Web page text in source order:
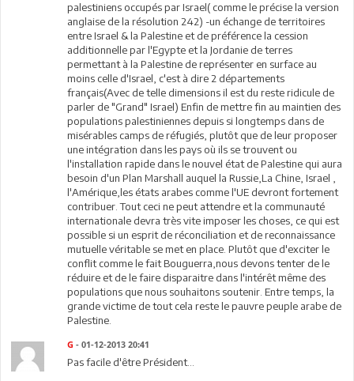
palestiniens occupés par Israel( comme le précise la version
anglaise de la résolution 242) -un échange de territoires
entre Israel & la Palestine et de préférence la cession
additionnelle par l'Egypte et la Jordanie de terres
permettant à la Palestine de représenter en surface au
moins celle d'Israel, c'est à dire 2 départements
français(Avec de telle dimensions il est du reste ridicule de
parler de "Grand" Israel) Enfin de mettre fin au maintien des
populations palestiniennes depuis si longtemps dans de
misérables camps de réfugiés, plutôt que de leur proposer
une intégration dans les pays où ils se trouvent ou
l'installation rapide dans le nouvel état de Palestine qui aura
besoin d'un Plan Marshall auquel la Russie,La Chine, Israel ,
l'Amérique,les états arabes comme l'UE devront fortement
contribuer. Tout ceci ne peut attendre et la communauté
internationale devra très vite imposer les choses, ce qui est
possible si un esprit de réconciliation et de reconnaissance
mutuelle véritable se met en place. Plutôt que d'exciter le
conflit comme le fait Bouguerra,nous devons tenter de le
réduire et de le faire disparaitre dans l'intérêt même des
populations que nous souhaitons soutenir. Entre temps, la
grande victime de tout cela reste le pauvre peuple arabe de
Palestine.
G - 01-12-2013 20:41
Pas facile d'être Président...